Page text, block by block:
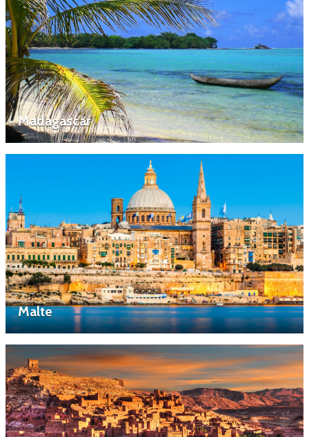
Madagascar
Malte